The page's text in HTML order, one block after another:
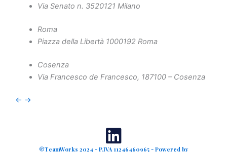
Via Senato n. 3520121 Milano
Roma
Piazza della Libertà 1000192 Roma
Cosenza
Via Francesco de Francesco, 187100 – Cosenza
← →
Diritto Tributario
Diritto Amministrativo
Diritto Penale
Contenzioso Civile e Arbitrati
©TeamWorks 2024 - P.IVA 11246460965 - Powered by